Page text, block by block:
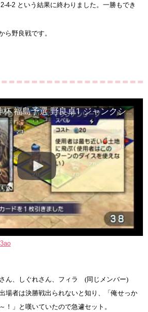
4-2 という結果に終わりました。一勝もでき
ら野良戦です。
カルドセプト女神杯 福島予選 野良卓1 ジャンクション(音なし)
ん、しぐれさん、フィラ (同じメンバー)
場者は決勝戦出られないと知り、「俺せっか
！」と嘆いていたので急遽セット。